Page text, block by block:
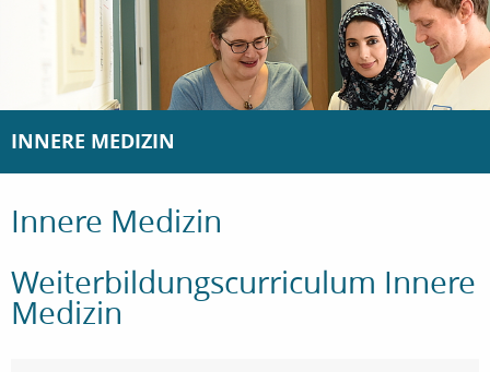
INNERE MEDIZIN
Innere Medizin
Weiterbildungscurriculum Innere
Medizin